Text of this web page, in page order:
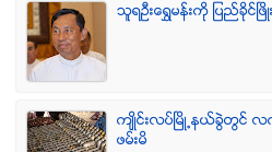
သူရဦးေရႊမန္းကို ျပည္ခို
က်ဳိင္းလပ္ၿမိဳ႕နယ္ခြဲတြင္
ဖမ္းမိ